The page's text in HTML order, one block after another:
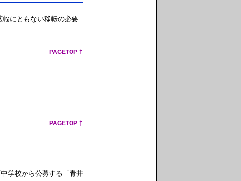
にともない移転の必要
PAGETOP
PAGETOP
学校から公募する「青井